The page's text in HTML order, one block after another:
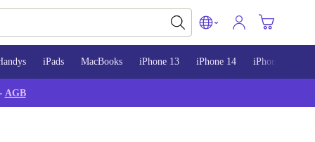
iPads MacBooks iPhone 13 iPhone 14 iPhone 15
AGB